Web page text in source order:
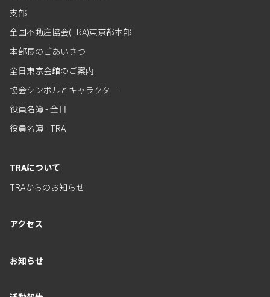
支部
全国不動産協会(TRA)東京都本部
本部長のごあいさつ
全日東京会館のご案内
協会シンボルとキャラクター
役員名簿 - 全日
役員名簿 - TRA
TRAについて
TRAからのお知らせ
アクセス
お知らせ